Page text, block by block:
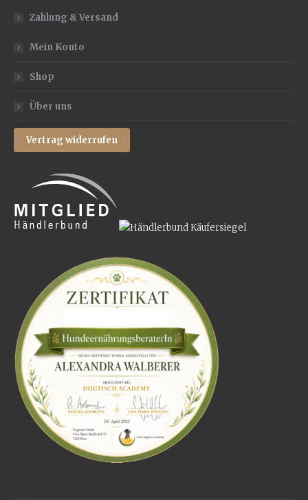
Zahlung & Versand
Mein Konto
Shop
Über uns
Vertrag widerrufen